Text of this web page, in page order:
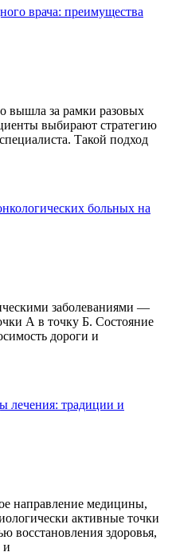
врача: преимущества
вышла за рамки разовых
выбирают стратегию
Такой подход
больных на
заболеваниями —
А в точку Б. Состояние
дороги и
лечения: традиции и
направление медицины,
активные точки
восстановления здоровья,
и